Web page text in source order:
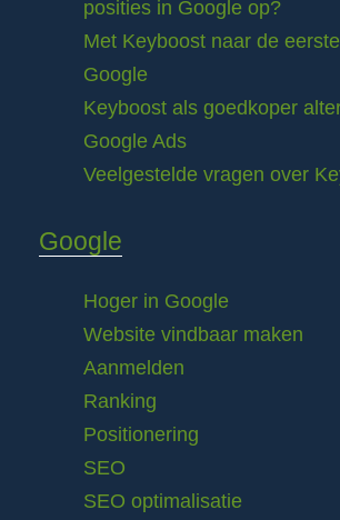
posities in Google op?
Met Keyboost naar de
Google
Keyboost als goedkoper
Google Ads
Veelgestelde vragen over
Google
Hoger in Google
Website vindbaar maken
Aanmelden
Ranking
Positionering
SEO
SEO optimalisatie